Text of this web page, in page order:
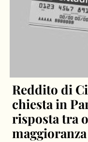
Reddito di
chiesta in
risposta tra
maggioranza